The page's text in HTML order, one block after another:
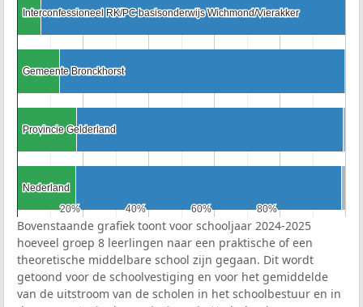
20%
20% 40%
40% 60%
60% 80%
80%
Interconfessioneel RK/PC basisonderwijs Wichmond/Vierakker
Interconfessioneel RK/PC basisonderwijs Wichmond/Vierakker
Gemeente Bronckhorst
Gemeente Bronckhorst
Provincie Gelderland
Provincie Gelderland
Nederland
Nederland
Bovenstaande grafiek toont voor schooljaar 2024-2025
hoeveel groep 8 leerlingen naar een praktische of een
theoretische middelbare school zijn gegaan. Dit wordt
getoond voor de schoolvestiging en voor het gemiddelde
van de uitstroom van de scholen in het schoolbestuur en in